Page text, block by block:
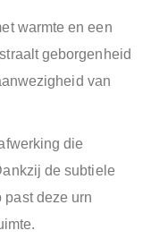
warmte en een
geborgenheid
van
die
de subtiele
past deze urn